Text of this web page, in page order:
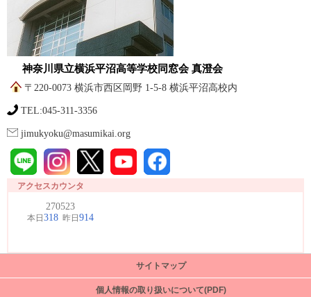
神奈川県立横浜平沼高等学校同窓会 真澄会
〒220-0073 横浜市西区岡野 1-5-8 横浜平沼高校内
TEL:045-311-3356
jimukyoku@masumikai.org
アクセスカウンタ
サイトマップ
個人情報の取り扱いについて(PDF)